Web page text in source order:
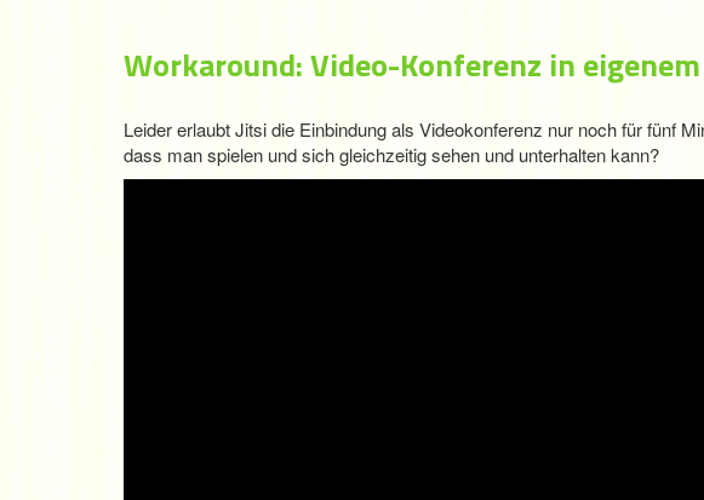
Workaround: Video-Konferenz in
Leider erlaubt Jitsi die Einbindung als Videokonferenz nur noch für fünf
dass man spielen und sich gleichzeitig sehen und unterhalten kann?